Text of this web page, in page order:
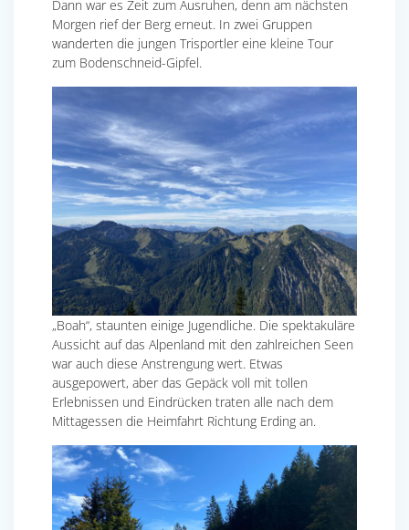
Dann war es Zeit zum Ausruhen, denn am nächsten
Morgen rief der Berg erneut. In zwei Gruppen
wanderten die jungen Trisportler eine kleine Tour
zum Bodenschneid-Gipfel.
„Boah“, staunten einige Jugendliche. Die spektakuläre
Aussicht auf das Alpenland mit den zahlreichen Seen
war auch diese Anstrengung wert. Etwas
ausgepowert, aber das Gepäck voll mit tollen
Erlebnissen und Eindrücken traten alle nach dem
Mittagessen die Heimfahrt Richtung Erding an.